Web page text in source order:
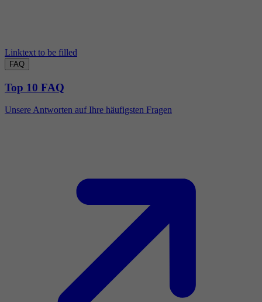
Linktext to be filled
FAQ
Top 10 FAQ
Unsere Antworten auf Ihre häufigsten Fragen